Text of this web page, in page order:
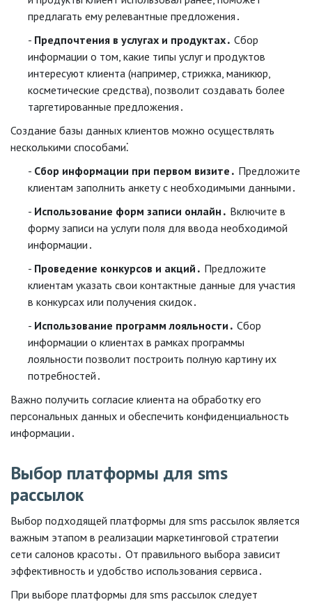
предлагать ему релевантные предложения․
Предпочтения в услугах и продуктах․ Сбор
информации о том, какие типы услуг и продуктов
интересуют клиента (например, стрижка, маникюр,
косметические средства), позволит создавать более
таргетированные предложения․
Создание базы данных клиентов можно осуществлять
несколькими способами⁚
Сбор информации при первом визите․ Предложите
клиентам заполнить анкету с необходимыми данными․
Использование форм записи онлайн․ Включите в
форму записи на услуги поля для ввода необходимой
информации․
Проведение конкурсов и акций․ Предложите
клиентам указать свои контактные данные для участия
в конкурсах или получения скидок․
Использование программ лояльности․ Сбор
информации о клиентах в рамках программы
лояльности позволит построить полную картину их
потребностей․
Важно получить согласие клиента на обработку его
персональных данных и обеспечить конфиденциальность
информации․
Выбор платформы для sms
рассылок
Выбор подходящей платформы для sms рассылок является
важным этапом в реализации маркетинговой стратегии
сети салонов красоты․ От правильного выбора зависит
эффективность и удобство использования сервиса․
При выборе платформы для sms рассылок следует